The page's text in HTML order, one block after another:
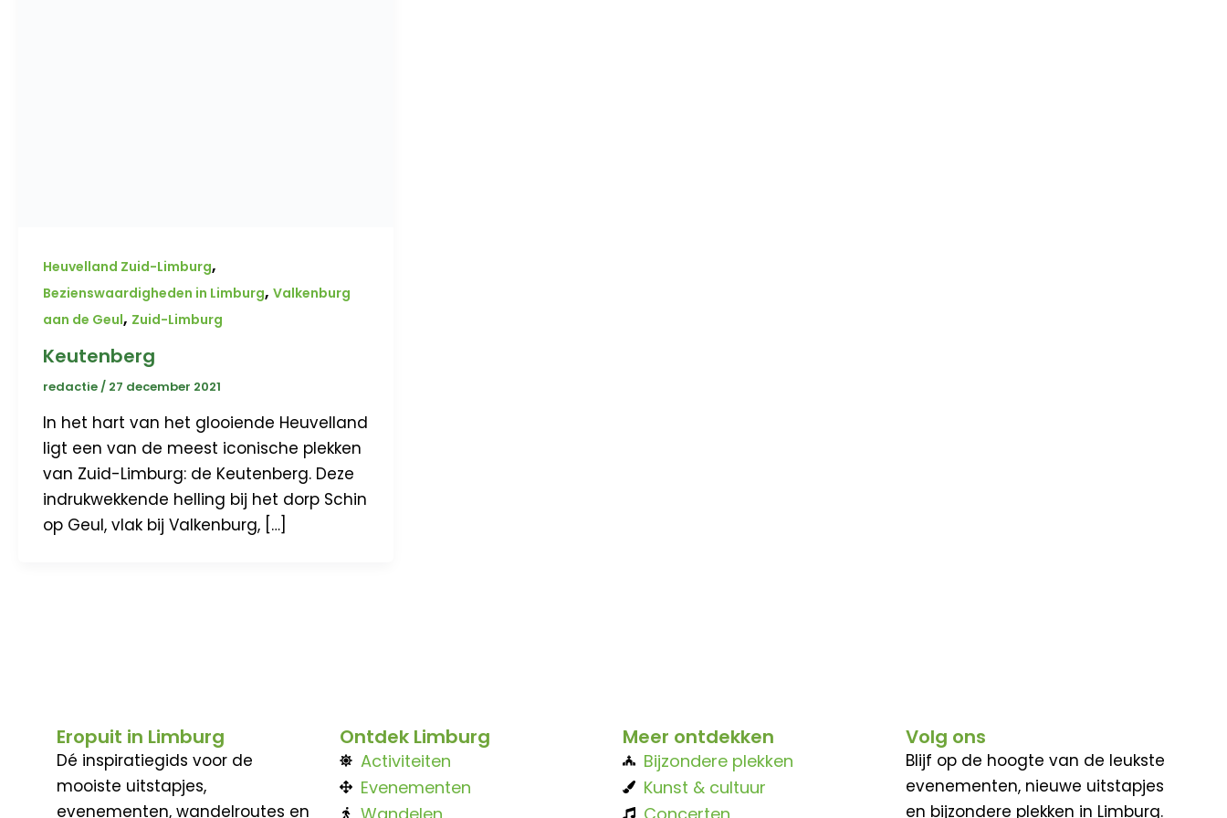
Heuvelland Zuid-Limburg,
Bezienswaardigheden in Limburg, Valkenburg
aan de Geul, Zuid-Limburg
Keutenberg
redactie/ 27 december 2021
In het hart van het glooiende Heuvelland
ligt een van de meest iconische plekken
van Zuid-Limburg: de Keutenberg. Deze
indrukwekkende helling bij het dorp Schin
op Geul, vlak bij Valkenburg, […]
Eropuit in Limburg
Dé inspiratiegids voor de
mooiste uitstapjes,
evenementen, wandelroutes en
Ontdek Limburg
Activiteiten
Evenementen
Wandelen
Meer ontdekken
Bijzondere plekken
Kunst & cultuur
Concerten
Volg ons
Blijf op de hoogte van de leukste
evenementen, nieuwe uitstapjes
en bijzondere plekken in Limburg.